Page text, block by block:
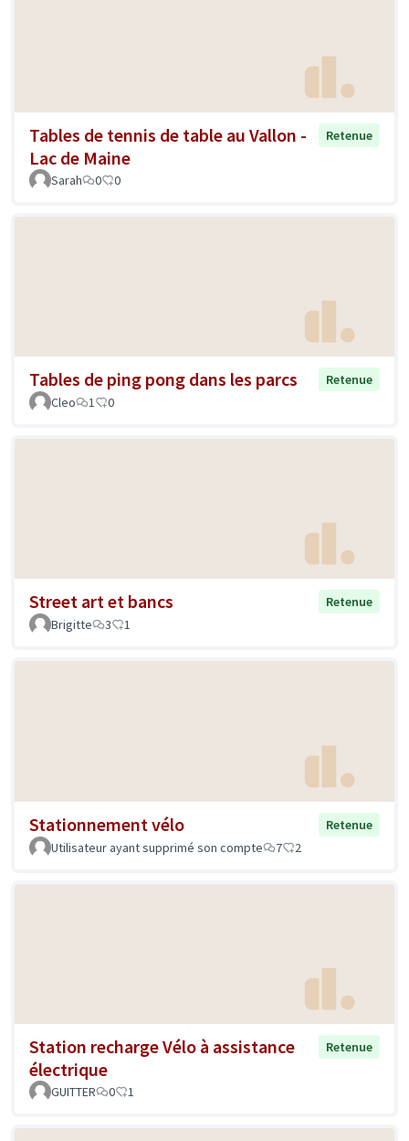
Tables de tennis de table au Vallon -
Lac de Maine
Retenue
Sarah 0 0
Tables de ping pong dans les parcs
Retenue
Cleo
1 0
Street art et bancs
Retenue
Brigitte
3 1
Stationnement vélo
Retenue
Utilisateur ayant supprimé son compte
7 2
Station recharge Vélo à assistance
électrique
Retenue
GUITTER 0 1